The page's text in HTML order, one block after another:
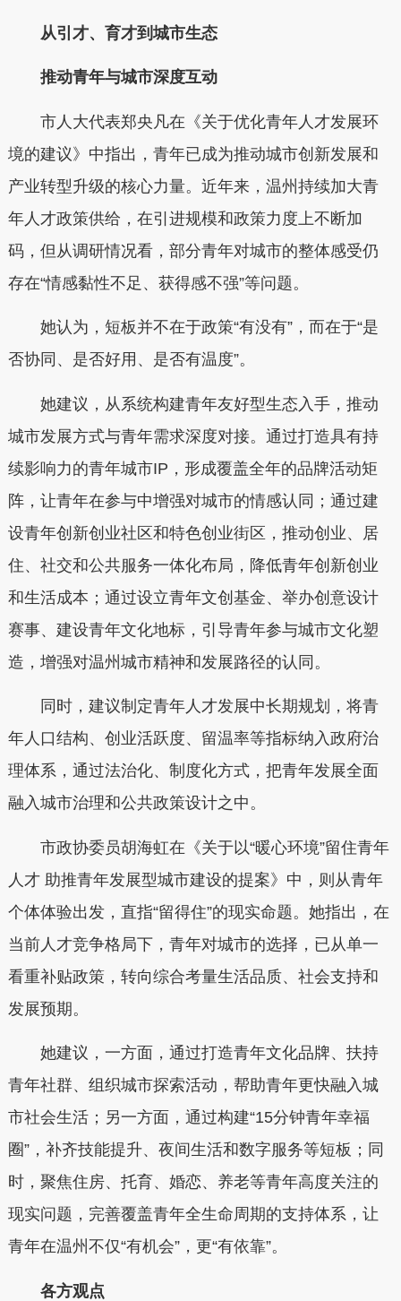
从引才、育才到城市生态
推动青年与城市深度互动
市人大代表郑央凡在《关于优化青年人才发展环
境的建议》中指出，青年已成为推动城市创新发展和
产业转型升级的核心力量。近年来，温州持续加大青
年人才政策供给，在引进规模和政策力度上不断加
码，但从调研情况看，部分青年对城市的整体感受仍
存在“情感黏性不足、获得感不强”等问题。
她认为，短板并不在于政策“有没有”，而在于“是
否协同、是否好用、是否有温度”。
她建议，从系统构建青年友好型生态入手，推动
城市发展方式与青年需求深度对接。通过打造具有持
续影响力的青年城市IP，形成覆盖全年的品牌活动矩
阵，让青年在参与中增强对城市的情感认同；通过建
设青年创新创业社区和特色创业街区，推动创业、居
住、社交和公共服务一体化布局，降低青年创新创业
和生活成本；通过设立青年文创基金、举办创意设计
赛事、建设青年文化地标，引导青年参与城市文化塑
造，增强对温州城市精神和发展路径的认同。
同时，建议制定青年人才发展中长期规划，将青
年人口结构、创业活跃度、留温率等指标纳入政府治
理体系，通过法治化、制度化方式，把青年发展全面
融入城市治理和公共政策设计之中。
市政协委员胡海虹在《关于以“暖心环境”留住青年
人才 助推青年发展型城市建设的提案》中，则从青年
个体体验出发，直指“留得住”的现实命题。她指出，在
当前人才竞争格局下，青年对城市的选择，已从单一
看重补贴政策，转向综合考量生活品质、社会支持和
发展预期。
她建议，一方面，通过打造青年文化品牌、扶持
青年社群、组织城市探索活动，帮助青年更快融入城
市社会生活；另一方面，通过构建“15分钟青年幸福
圈”，补齐技能提升、夜间生活和数字服务等短板；同
时，聚焦住房、托育、婚恋、养老等青年高度关注的
现实问题，完善覆盖青年全生命周期的支持体系，让
青年在温州不仅“有机会”，更“有依靠”。
各方观点